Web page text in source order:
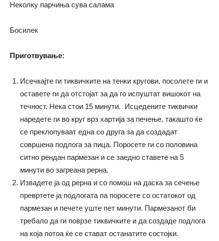
Неколку парчиња сува салама
Босилек
Приготвување:
Исечкајте ги тиквичките на тенки кругови, посолете ги и
оставете ги да отстојат за да го испуштат вишокот на
течност. Нека стои 15 минути. Исцедените тиквички
наредете ги во круг врз хартија за печење, такашто ќе
се преклопуваат една со друга за да создадат
совршена подлога за пица. Поросете ги со половина
ситно рендан пармезан и се заедно ставете на 5
минути во загреана рерна.
Извадете ја од рерна и со помош на даска за сечење
превртете ја подлогата па поросете со остатокот од
пармезан и печете уште пет минути. Пармезанот би
требало да ги поврзе тиквичките и да создаде подлога
на која потоа ќе се стават останатите состојки.